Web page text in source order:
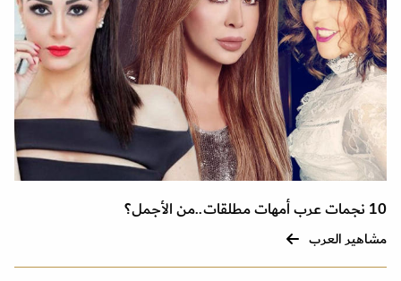
10 نجمات عرب أمهات مطلقات..من الأجمل؟
مشاهير العرب